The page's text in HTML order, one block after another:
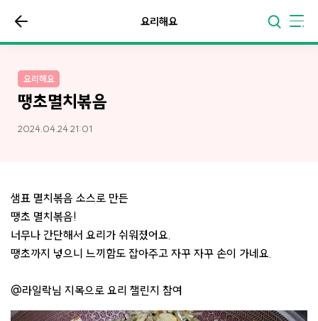
요리해요
요리해요
땡초멸치볶음
2024.04.24 21:01
샘표 멸치볶음 소스로 만든
땡초 멸치볶음!
너무나 간단해서 요리가 쉬워졌어요.
땡초까지 넣으니 느끼함도 잡아주고 자꾸 자꾸 손이 가네요.
@라일락님 지목으로 요리 챌린지 참여